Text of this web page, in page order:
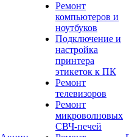
Ремонт
компьютеров и
ноутбуков
Подключение и
настройка
принтера
этикеток к ПК
Ремонт
телевизоров
Ремонт
микроволновых
СВЧ-печей